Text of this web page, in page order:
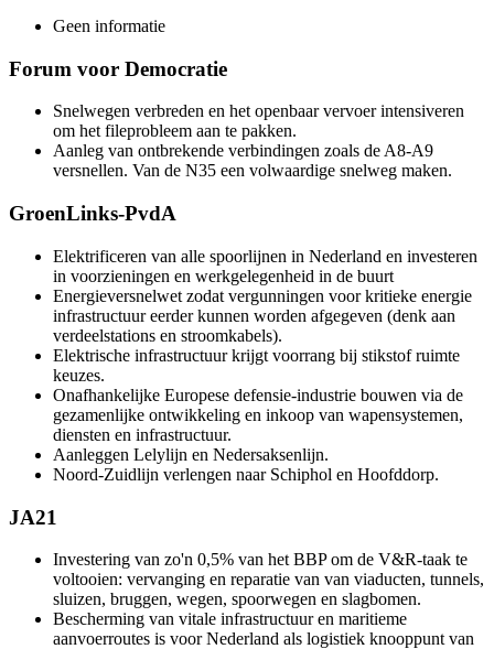
Geen informatie
Forum voor Democratie
Snelwegen verbreden en het openbaar vervoer intensiveren
om het fileprobleem aan te pakken.
Aanleg van ontbrekende verbindingen zoals de A8-A9
versnellen. Van de N35 een volwaardige snelweg maken.
GroenLinks-PvdA
Elektrificeren van alle spoorlijnen in Nederland en investeren
in voorzieningen en werkgelegenheid in de buurt
Energieversnelwet zodat vergunningen voor kritieke energie
infrastructuur eerder kunnen worden afgegeven (denk aan
verdeelstations en stroomkabels).
Elektrische infrastructuur krijgt voorrang bij stikstof ruimte
keuzes.
Onafhankelijke Europese defensie-industrie bouwen via de
gezamenlijke ontwikkeling en inkoop van wapensystemen,
diensten en infrastructuur.
Aanleggen Lelylijn en Nedersaksenlijn.
Noord-Zuidlijn verlengen naar Schiphol en Hoofddorp.
JA21
Investering van zo'n 0,5% van het BBP om de V&R-taak te
voltooien: vervanging en reparatie van van viaducten, tunnels,
sluizen, bruggen, wegen, spoorwegen en slagbomen.
Bescherming van vitale infrastructuur en maritieme
aanvoerroutes is voor Nederland als logistiek knooppunt van